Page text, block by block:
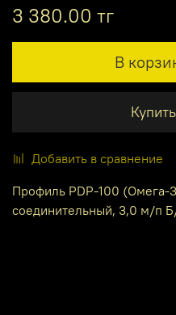
3 380.00 тг
В
Добавить в сравнение
Профиль PDP-100 (Омега-
соединительный, 3,0 м/п